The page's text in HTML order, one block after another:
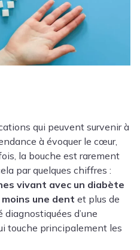
qui peuvent survenir à
à évoquer le cœur,
la bouche est rarement
par quelques chiffres :
vivant avec un diabète
une dent et plus de
d’une
touche principalement les